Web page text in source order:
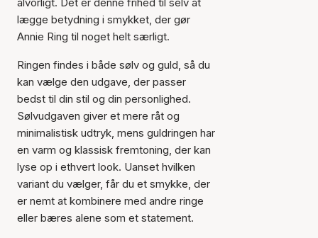
lægge betydning i smykket, der gør
Annie Ring til noget helt særligt.
Ringen findes i både sølv og guld, så du
kan vælge den udgave, der passer
bedst til din stil og din personlighed.
Sølvudgaven giver et mere råt og
minimalistisk udtryk, mens guldringen har
en varm og klassisk fremtoning, der kan
lyse op i ethvert look. Uanset hvilken
variant du vælger, får du et smykke, der
er nemt at kombinere med andre ringe
eller bæres alene som et statement.